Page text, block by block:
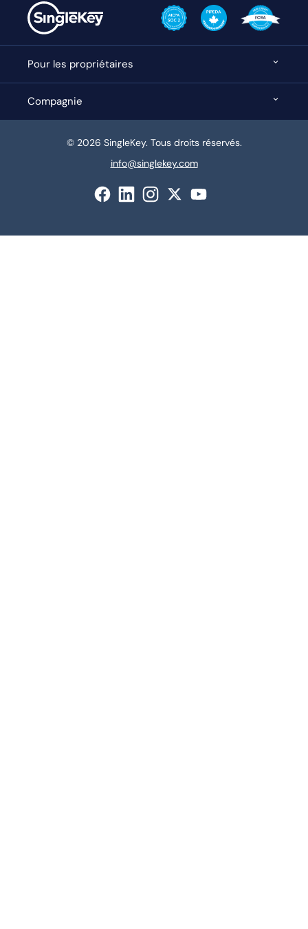
Pour les propriétaires
Compagnie
© 2026 SingleKey. Tous droits réservés.
info@singlekey.com